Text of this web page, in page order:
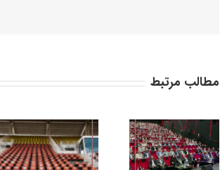
مطالب مرتبط
رونمایی از GNG Plus
گام نوآورانه